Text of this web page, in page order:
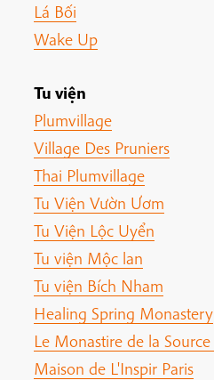
Lá Bối
Wake Up
Tu viện
Plumvillage
Village Des Pruniers
Thai Plumvillage
Tu Viện Vườn Ươm
Tu Viện Lộc Uyển
Tu viện Mộc lan
Tu viện Bích Nham
Healing Spring Monastery
Le Monastire de la
Maison de L'Inspir Paris